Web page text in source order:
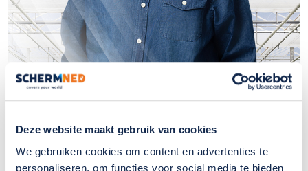
Deze website maakt gebruik van cookies
We gebruiken cookies om content en advertenties te
personaliseren, om functies voor social media te bieden
Uitvoerder & projectleider